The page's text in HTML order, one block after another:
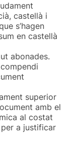
castellà i
s’hagen
en castellà
abonades.
superior
amb el
al costat
a justificar